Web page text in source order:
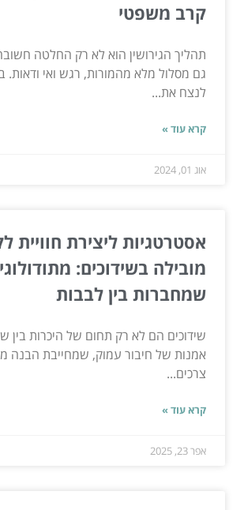
קרב משפטי
תהליך הגירושין הוא לא רק החלטה
גם מסלול מלא מהמורות, רגש ואי ודאות.
לנצח את...
קרא עוד »
אוג 01, 2024
אסטרטגיות ליצירת חוויית
מובילה בשידוכים:
שמחברות בין לבבות
שידוכים הם לא רק תחום של היכרות בין
אמנות של חיבור עמוק, שמחייבת הבנה
צרכים...
קרא עוד »
אפר 23, 2025